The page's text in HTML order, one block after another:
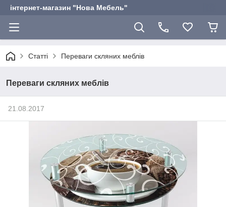
інтернет-магазин "Нова Мебель"
Статті Переваги скляних меблів
Переваги скляних меблів
21.08.2017